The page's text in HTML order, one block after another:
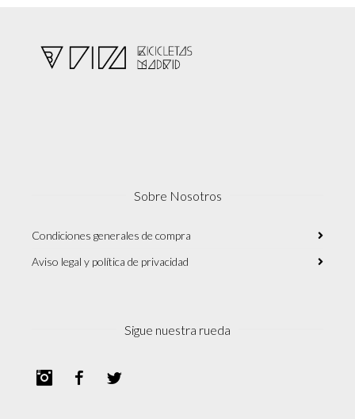
Sobre Nosotros
Condiciones generales de compra
Aviso legal y política de privacidad
Sigue nuestra rueda
InstagramFacebook